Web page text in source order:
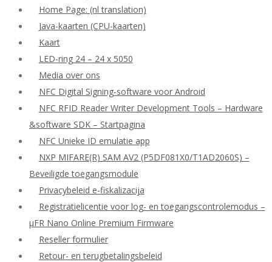
Home Page: (nl translation)
Java-kaarten (CPU-kaarten)
Kaart
LED-ring 24 – 24 x 5050
Media over ons
NFC Digital Signing-software voor Android
NFC RFID Reader Writer Development Tools – Hardware
&software SDK – Startpagina
NFC Unieke ID emulatie app
NXP MIFARE(R) SAM AV2 (P5DF081X0/T1AD2060S) –
Beveiligde toegangsmodule
Privacybeleid e-fiskalizacija
Registratielicentie voor log- en toegangscontrolemodus –
μFR Nano Online Premium Firmware
Reseller formulier
Retour- en terugbetalingsbeleid